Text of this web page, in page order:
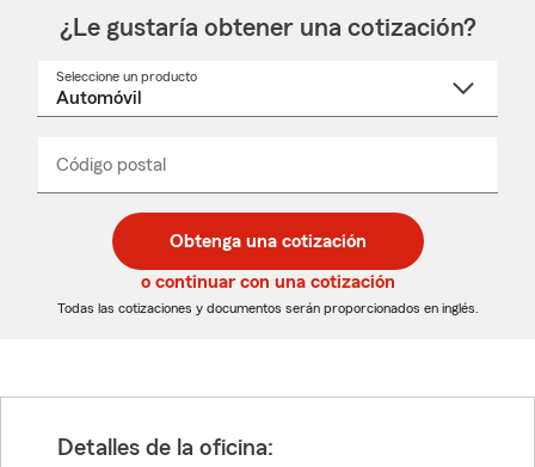
¿Le gustaría obtener una cotización?
Seleccione un producto
desplegable
Código postal
de
5
dígitos
de
5
dígitos
_____
Obtenga una cotización
o continuar con una cotización
Todas las cotizaciones y documentos serán proporcionados en inglés.
Detalles de la oficina: